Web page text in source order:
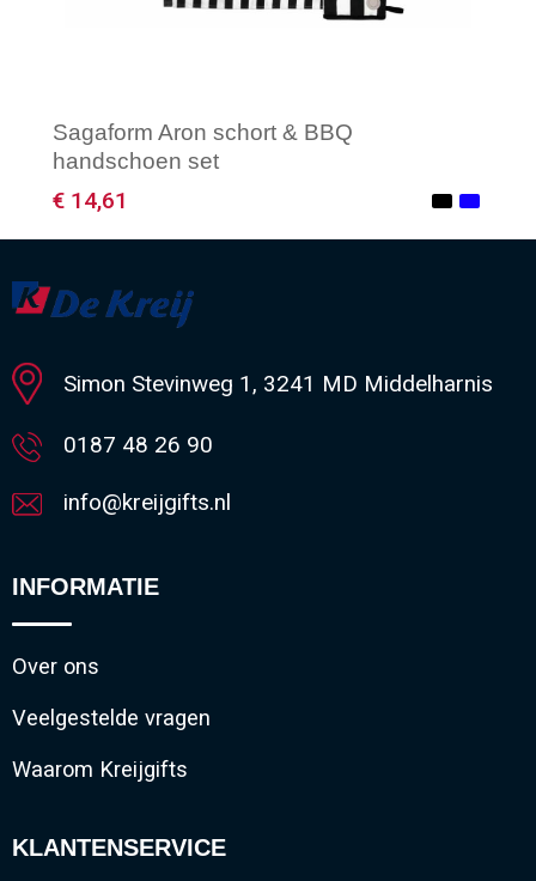
Sagaform Aron schort & BBQ
handschoen set
€ 14,61
Minimale afname: 1
Simon Stevinweg 1, 3241 MD Middelharnis
0187 48 26 90
info@kreijgifts.nl
INFORMATIE
Over ons
Veelgestelde vragen
Waarom Kreijgifts
KLANTENSERVICE